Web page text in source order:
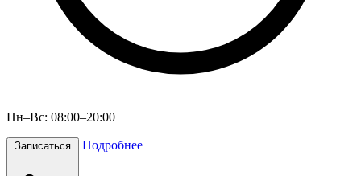
Пн–Вс: 08:00–20:00
Записаться Подробнее